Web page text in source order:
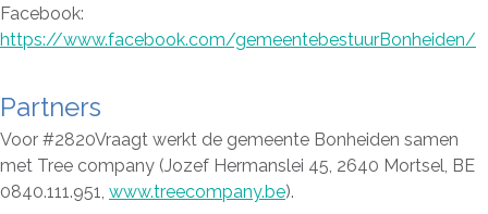
Facebook:
https://www.facebook.com/gemeentebestuurBonheiden/
Partners
Voor #2820Vraagt werkt de gemeente Bonheiden samen
met Tree company (Jozef Hermanslei 45, 2640 Mortsel, BE
0840.111.951, www.treecompany.be).